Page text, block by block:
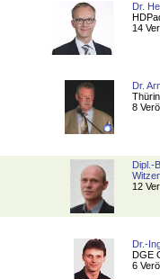
Dr.
14
Dr.
8
Dipl.-
12
Dr.-
DGE
6